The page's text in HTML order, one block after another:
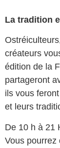
La tradition
créateurs
édition de la
partageront
ils vous
et leurs
De 10 h à 21
Vous pourrez